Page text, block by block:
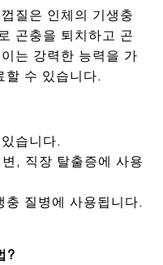
질은 인체의 기생충
곤충을 퇴치하고 곤
는 강력한 능력을 가
할 수 있습니다.
습니다.
, 직장 탈출증에 사용
충 질병에 사용됩니다.
?